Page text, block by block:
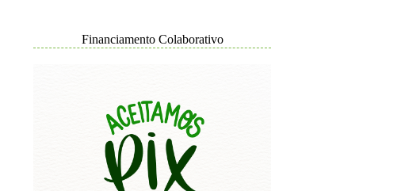
Financiamento Colaborativo